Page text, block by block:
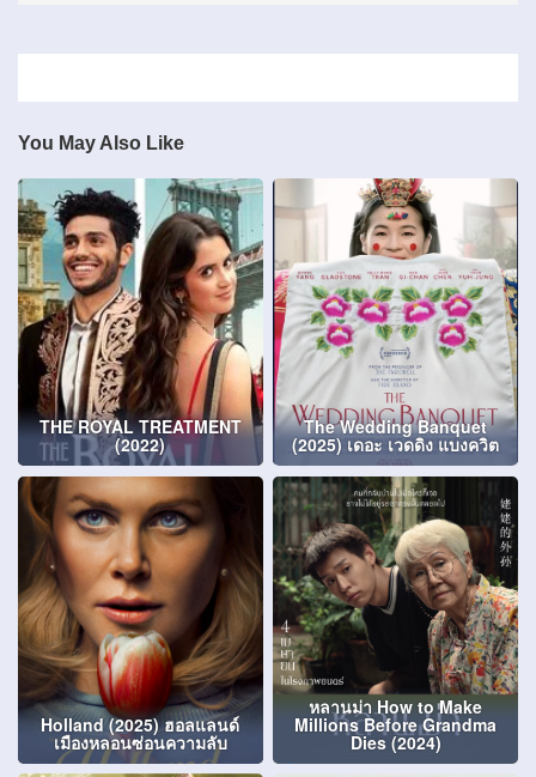
You May Also Like
THE ROYAL TREATMENT
(2022)
The Wedding Banquet
(2025) เดอะ เวดดิง แบงควิต
Holland (2025) ฮอลแลนด์
เมืองหลอนซ่อนความลับ
หลานม่า How to Make
Millions Before Grandma
Dies (2024)